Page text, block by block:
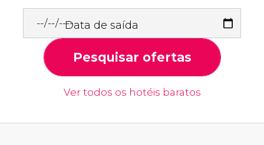
Data de saída
Pesquisar ofertas
Ver todos os hotéis baratos